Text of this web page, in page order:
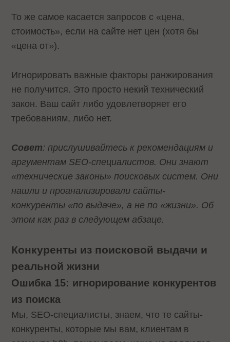
То же самое касается запросов с «цена,
стоимость», если на сайте нет цен (хотя бы
«цена от»).
Игнорировать важные факторы ранжирования
не получится. Это просто некий технический
закон. Ваш сайт либо удовлетворяет его
требованиям, либо нет.
Совет: прислушивайтесь к рекомендациям и
аргументам SEO-специалистов. Они знают
«технические законы» поисковых систем. Они
нашли и проанализировали сайты-
конкуренты «по выдаче», а не по «жизни». Об
этом как раз в следующем абзаце.
Конкуренты из поисковой выдачи и
реальной жизни
Ошибка 15: игнорирование конкурентов
из поиска
Мы, SEO-специалисты, знаем, что те сайты-
конкуренты, которые мы вам, клиентам в